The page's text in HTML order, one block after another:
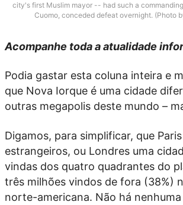
city's first Muslim mayor -- had such a
Cuomo, conceded defeat overnight. (Photo
Acompanhe toda a atualidade
Podia gastar esta coluna inteira e
que Nova Iorque é uma cidade
outras megapolis deste mundo –
Digamos, para simplificar, que
estrangeiros, ou Londres uma
vindas dos quatro quadrantes do
três milhões vindos de fora (38%)
norte-americana. Não há